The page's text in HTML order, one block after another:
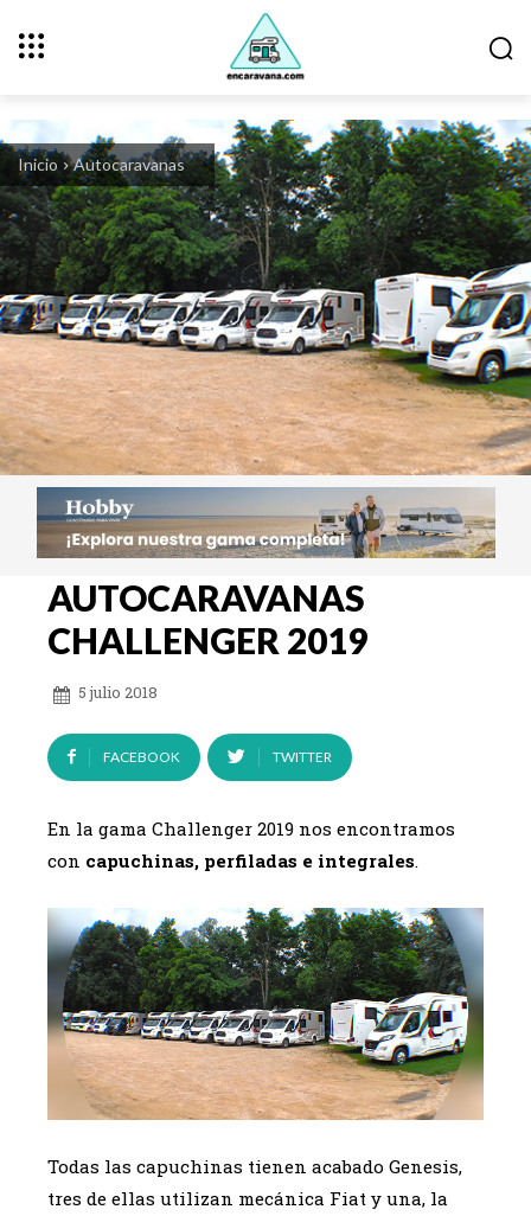
Inicio Autocaravanas
AUTOCARAVANAS
CHALLENGER 2019
5 julio 2018
FACEBOOK TWITTER
En la gama Challenger 2019 nos encontramos
con capuchinas, perfiladas e integrales.
Todas las capuchinas tienen acabado Genesis,
tres de ellas utilizan mecánica Fiat y una, la